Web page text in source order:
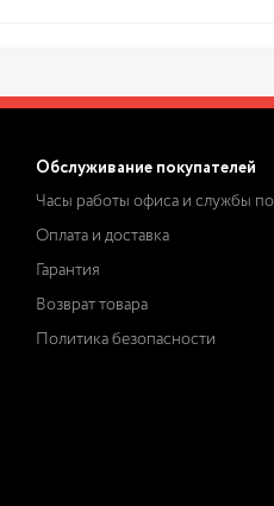
Обслуживание покупателей
Часы работы офиса и службы
Оплата и доставка
Гарантия
Возврат товара
Политика безопасности